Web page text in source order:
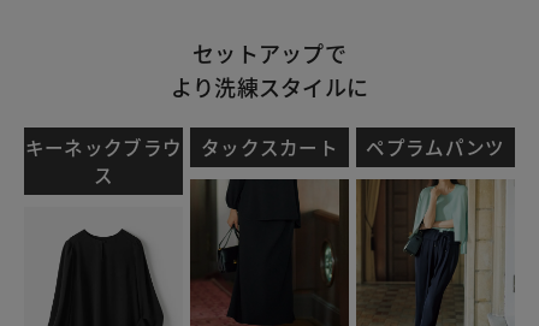
セットアップで
より洗練スタイルに
キーネックブラウ
ス
タックスカート ペプラムパンツ